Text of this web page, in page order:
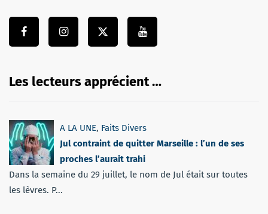
Les lecteurs apprécient …
A LA UNE, Faits Divers
Jul contraint de quitter Marseille : l’un de ses
proches l’aurait trahi
Dans la semaine du 29 juillet, le nom de Jul était sur toutes
les lèvres. P...